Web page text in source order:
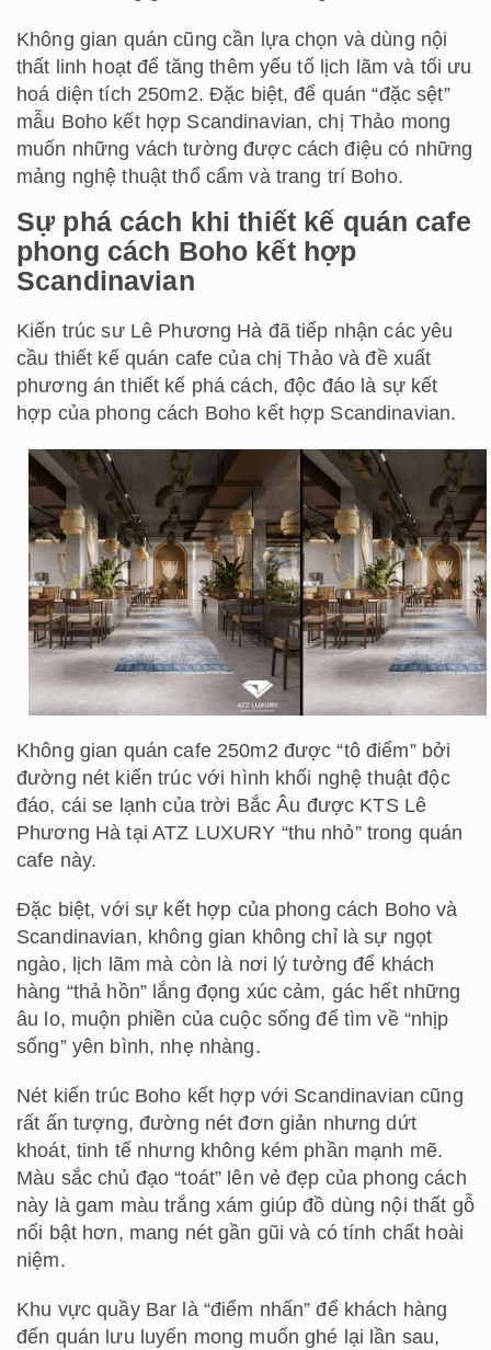
Không gian quán cũng cần lựa chọn và dùng nội
thất linh hoạt để tăng thêm yếu tố lịch lãm và tối ưu
hoá diện tích 250m2. Đặc biệt, để quán “đặc sệt”
mẫu Boho kết hợp Scandinavian, chị Thảo mong
muốn những vách tường được cách điệu có những
mảng nghệ thuật thổ cẩm và trang trí Boho.
Sự phá cách khi thiết kế quán cafe
phong cách Boho kết hợp
Scandinavian
Kiến trúc sư Lê Phương Hà đã tiếp nhận các yêu
cầu thiết kế quán cafe của chị Thảo và đề xuất
phương án thiết kế phá cách, độc đáo là sự kết
hợp của phong cách Boho kết hợp Scandinavian.
Không gian quán cafe 250m2 được “tô điểm” bởi
đường nét kiến trúc với hình khối nghệ thuật độc
đáo, cái se lạnh của trời Bắc Âu được KTS Lê
Phương Hà tại ATZ LUXURY “thu nhỏ” trong quán
cafe này.
Đặc biệt, với sự kết hợp của phong cách Boho và
Scandinavian, không gian không chỉ là sự ngọt
ngào, lịch lãm mà còn là nơi lý tưởng để khách
hàng “thả hồn” lắng đọng xúc cảm, gác hết những
âu lo, muộn phiền của cuộc sống để tìm về “nhịp
sống” yên bình, nhẹ nhàng.
Nét kiến trúc Boho kết hợp với Scandinavian cũng
rất ấn tượng, đường nét đơn giản nhưng dứt
khoát, tinh tế nhưng không kém phần mạnh mẽ.
Màu sắc chủ đạo “toát” lên vẻ đẹp của phong cách
này là gam màu trắng xám giúp đồ dùng nội thất gỗ
nổi bật hơn, mang nét gần gũi và có tính chất hoài
niệm.
Khu vực quầy Bar là “điểm nhấn” để khách hàng
đến quán lưu luyến mong muốn ghé lại lần sau,